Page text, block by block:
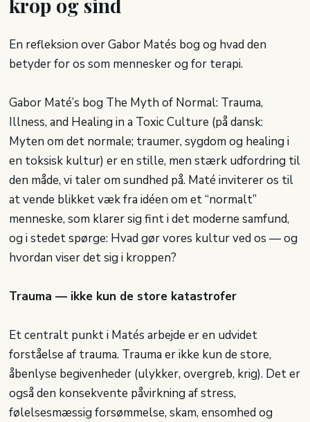
krop og sind
En refleksion over Gabor Matés bog og hvad den
betyder for os som mennesker og for terapi.
Gabor Maté’s bog The Myth of Normal: Trauma,
Illness, and Healing in a Toxic Culture (på dansk:
Myten om det normale; traumer, sygdom og healing i
en toksisk kultur) er en stille, men stærk udfordring til
den måde, vi taler om sundhed på. Maté inviterer os til
at vende blikket væk fra idéen om et “normalt”
menneske, som klarer sig fint i det moderne samfund,
og i stedet spørge: Hvad gør vores kultur ved os — og
hvordan viser det sig i kroppen?
Trauma — ikke kun de store katastrofer
Et centralt punkt i Matés arbejde er en udvidet
forståelse af trauma. Trauma er ikke kun de store,
åbenlyse begivenheder (ulykker, overgreb, krig). Det er
også den konsekvente påvirkning af stress,
følelsesmæssig forsømmelse, skam, ensomhed og